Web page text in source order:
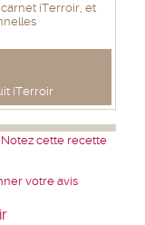
iTerroir, et
iTerroir
Notez cette recette
votre avis